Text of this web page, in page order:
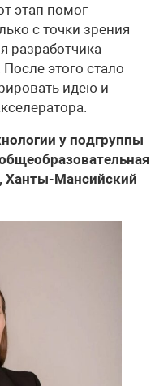
этап помог
с точки зрения
разработчика
этого стало
идею и
у подгруппы
Ханты-Мансийский